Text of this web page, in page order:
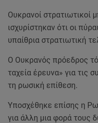
Ουκρανοί στρατιωτικοί
ισχυρίστηκαν ότι οι
υπαίθρια στρατιωτική
Ο Ουκρανός πρόεδρος
ταχεία έρευνα» για τις
τη ρωσική επίθεση.
Υποσχέθηκε επίσης η
για άλλη μια φορά τους